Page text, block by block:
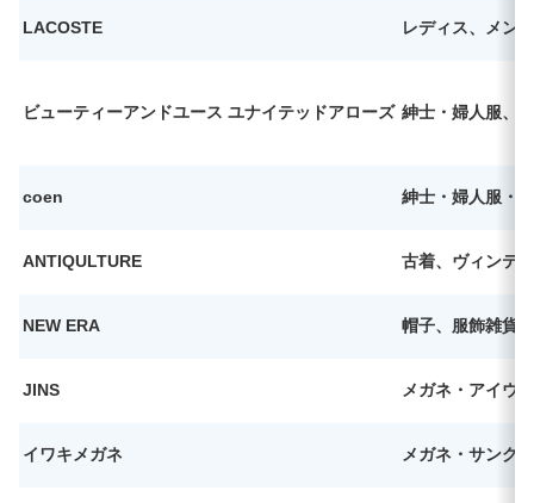
LACOSTE レディス、メン
ビューティーアンドユース ユナイテッドアローズ 紳士・婦人服、
coen 紳士・婦人服・
ANTIQULTURE 古着、ヴィンテ
NEW ERA 帽子、服飾雑貨
JINS メガネ・アイウ
イワキメガネ メガネ・サング